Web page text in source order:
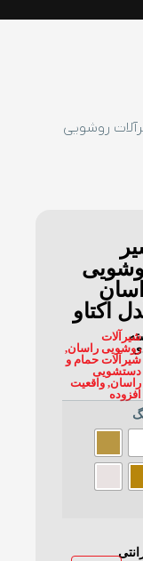
روشویی
اکتاو
شیرآلات
روشویی راسان,
شیرآلات حمام و
دستشویی
راسان,واقعیت
افزوده